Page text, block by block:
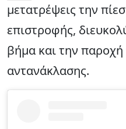
μετατρέψεις την
επιστροφής,
βήμα και την παροχή
αντανάκλασης.